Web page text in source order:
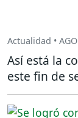
Actualidad •
Así está la
este fin de